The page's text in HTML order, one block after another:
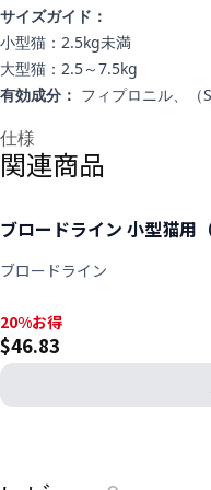
サイズガイド：
小型猫：2.5kg未満
大型猫：2.5～7.5kg
有効成分： フィプロニル、（
仕様
関連商品
ブロードライン 小型猫用
ブロードライン
20%お得, $46.83
20%お得
$46.83